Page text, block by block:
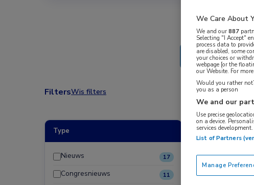
FiltersWis filters
Type
Nieuws 17
Congresnieuws 11
Nieuws
We Care About
We and our887
Selecting "I Accept"
process data to
are disabled, some
your choices or
webpage [or the
our Website. For
Would you rather
you as a person
We and our
Use precise
on a device.
services development.
List of Partners
Manage